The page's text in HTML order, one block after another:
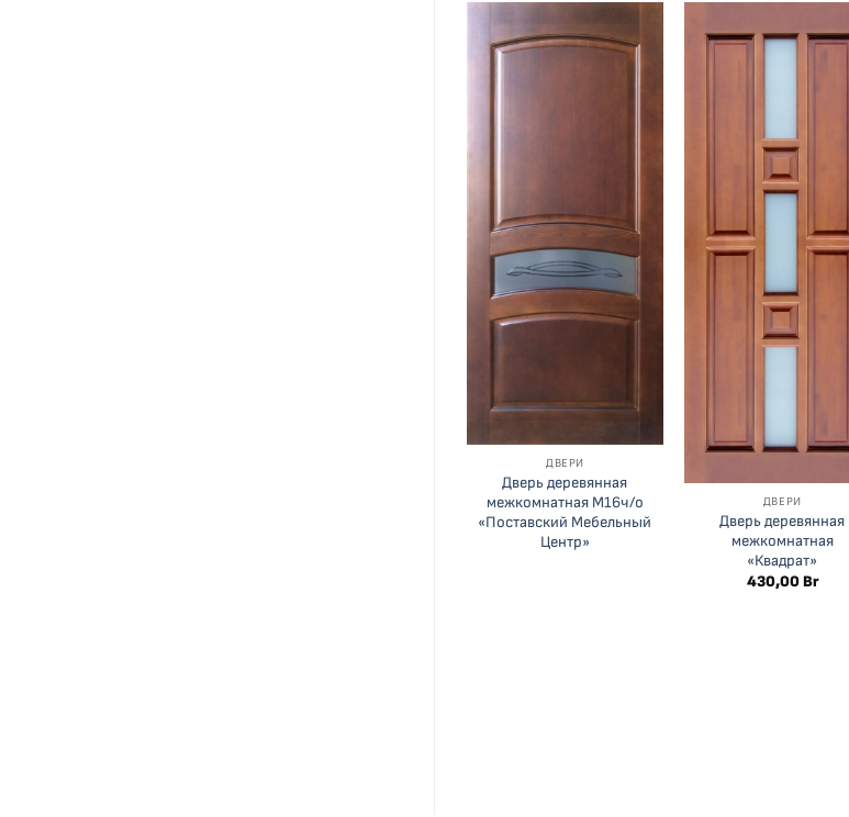
ДВЕРИ
Дверь деревянная
межкомнатная М16ч/о
«Поставский Мебельный
Центр»
ДВЕРИ
Дверь деревянная
межкомнатная
«Квадрат»
430,00Br